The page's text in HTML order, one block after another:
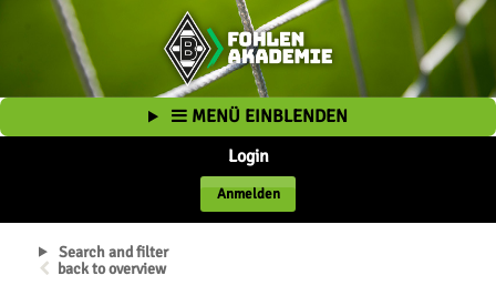
MENÜ EINBLENDEN
Login
Anmelden
Search and filter
back to overview